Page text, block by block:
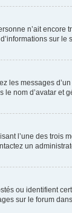
n’ait
sur le
messages
nom d’avatar et
l’une des
un
ou identifient
sur le forum